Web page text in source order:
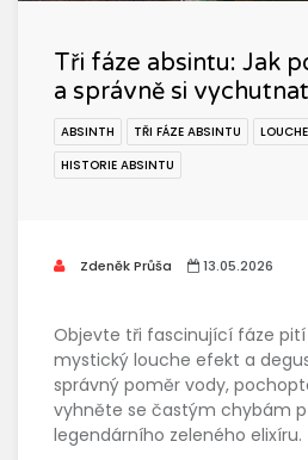
Tři fáze absintu: Jak
a správně si
ABSINTH TŘI FÁZE ABSINTU
HISTORIE ABSINTU
Zdeněk Průša 13.05.2026
Objevte tři fascinující fáze
mystický louche efekt a
správný poměr vody,
vyhněte se častým chybám
legendárního zeleného elixíru.